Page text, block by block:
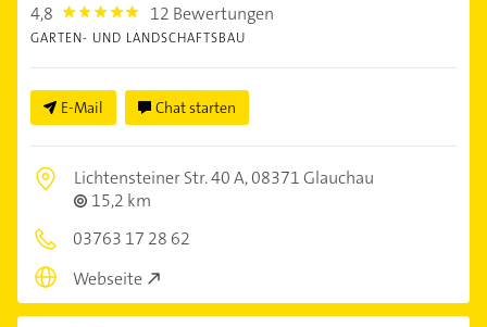
4,8 4.8 12 Bewertungen
GARTEN- UND LANDSCHAFTSBAU
E-Mail Chat starten
Lichtensteiner Str. 40 A,08371 Glauchau
15,2 km
03763 17 28 62
Webseite